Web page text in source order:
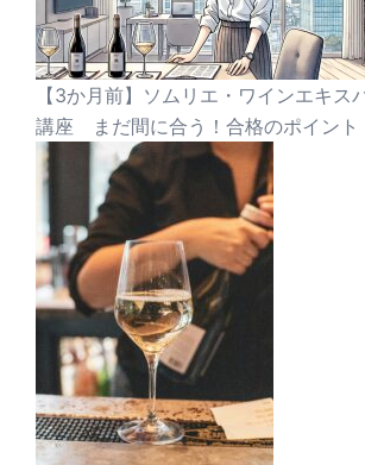
【3か月前】ソムリエ・ワインエキス
講座 まだ間に合う！合格のポイント